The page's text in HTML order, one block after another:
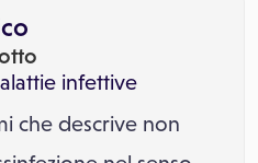
infettive
che descrive non